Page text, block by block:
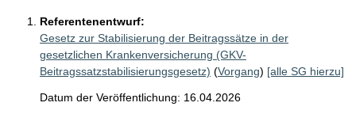
Referentenentwurf:
Gesetz zur Stabilisierung der Beitragssätze in der
gesetzlichen Krankenversicherung (GKV-
Beitragssatzstabilisierungsgesetz) (Vorgang) [alle SG hierzu]
Datum der Veröffentlichung: 16.04.2026